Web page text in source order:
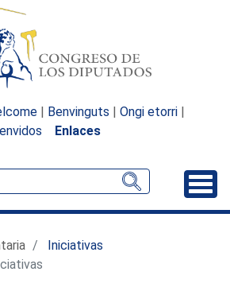
| Benvinguts | Ongi etorri |
Enlaces
Iniciativas